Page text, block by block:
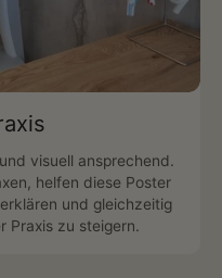
visuell ansprechend.
helfen diese Poster
und gleichzeitig
Praxis zu steigern.